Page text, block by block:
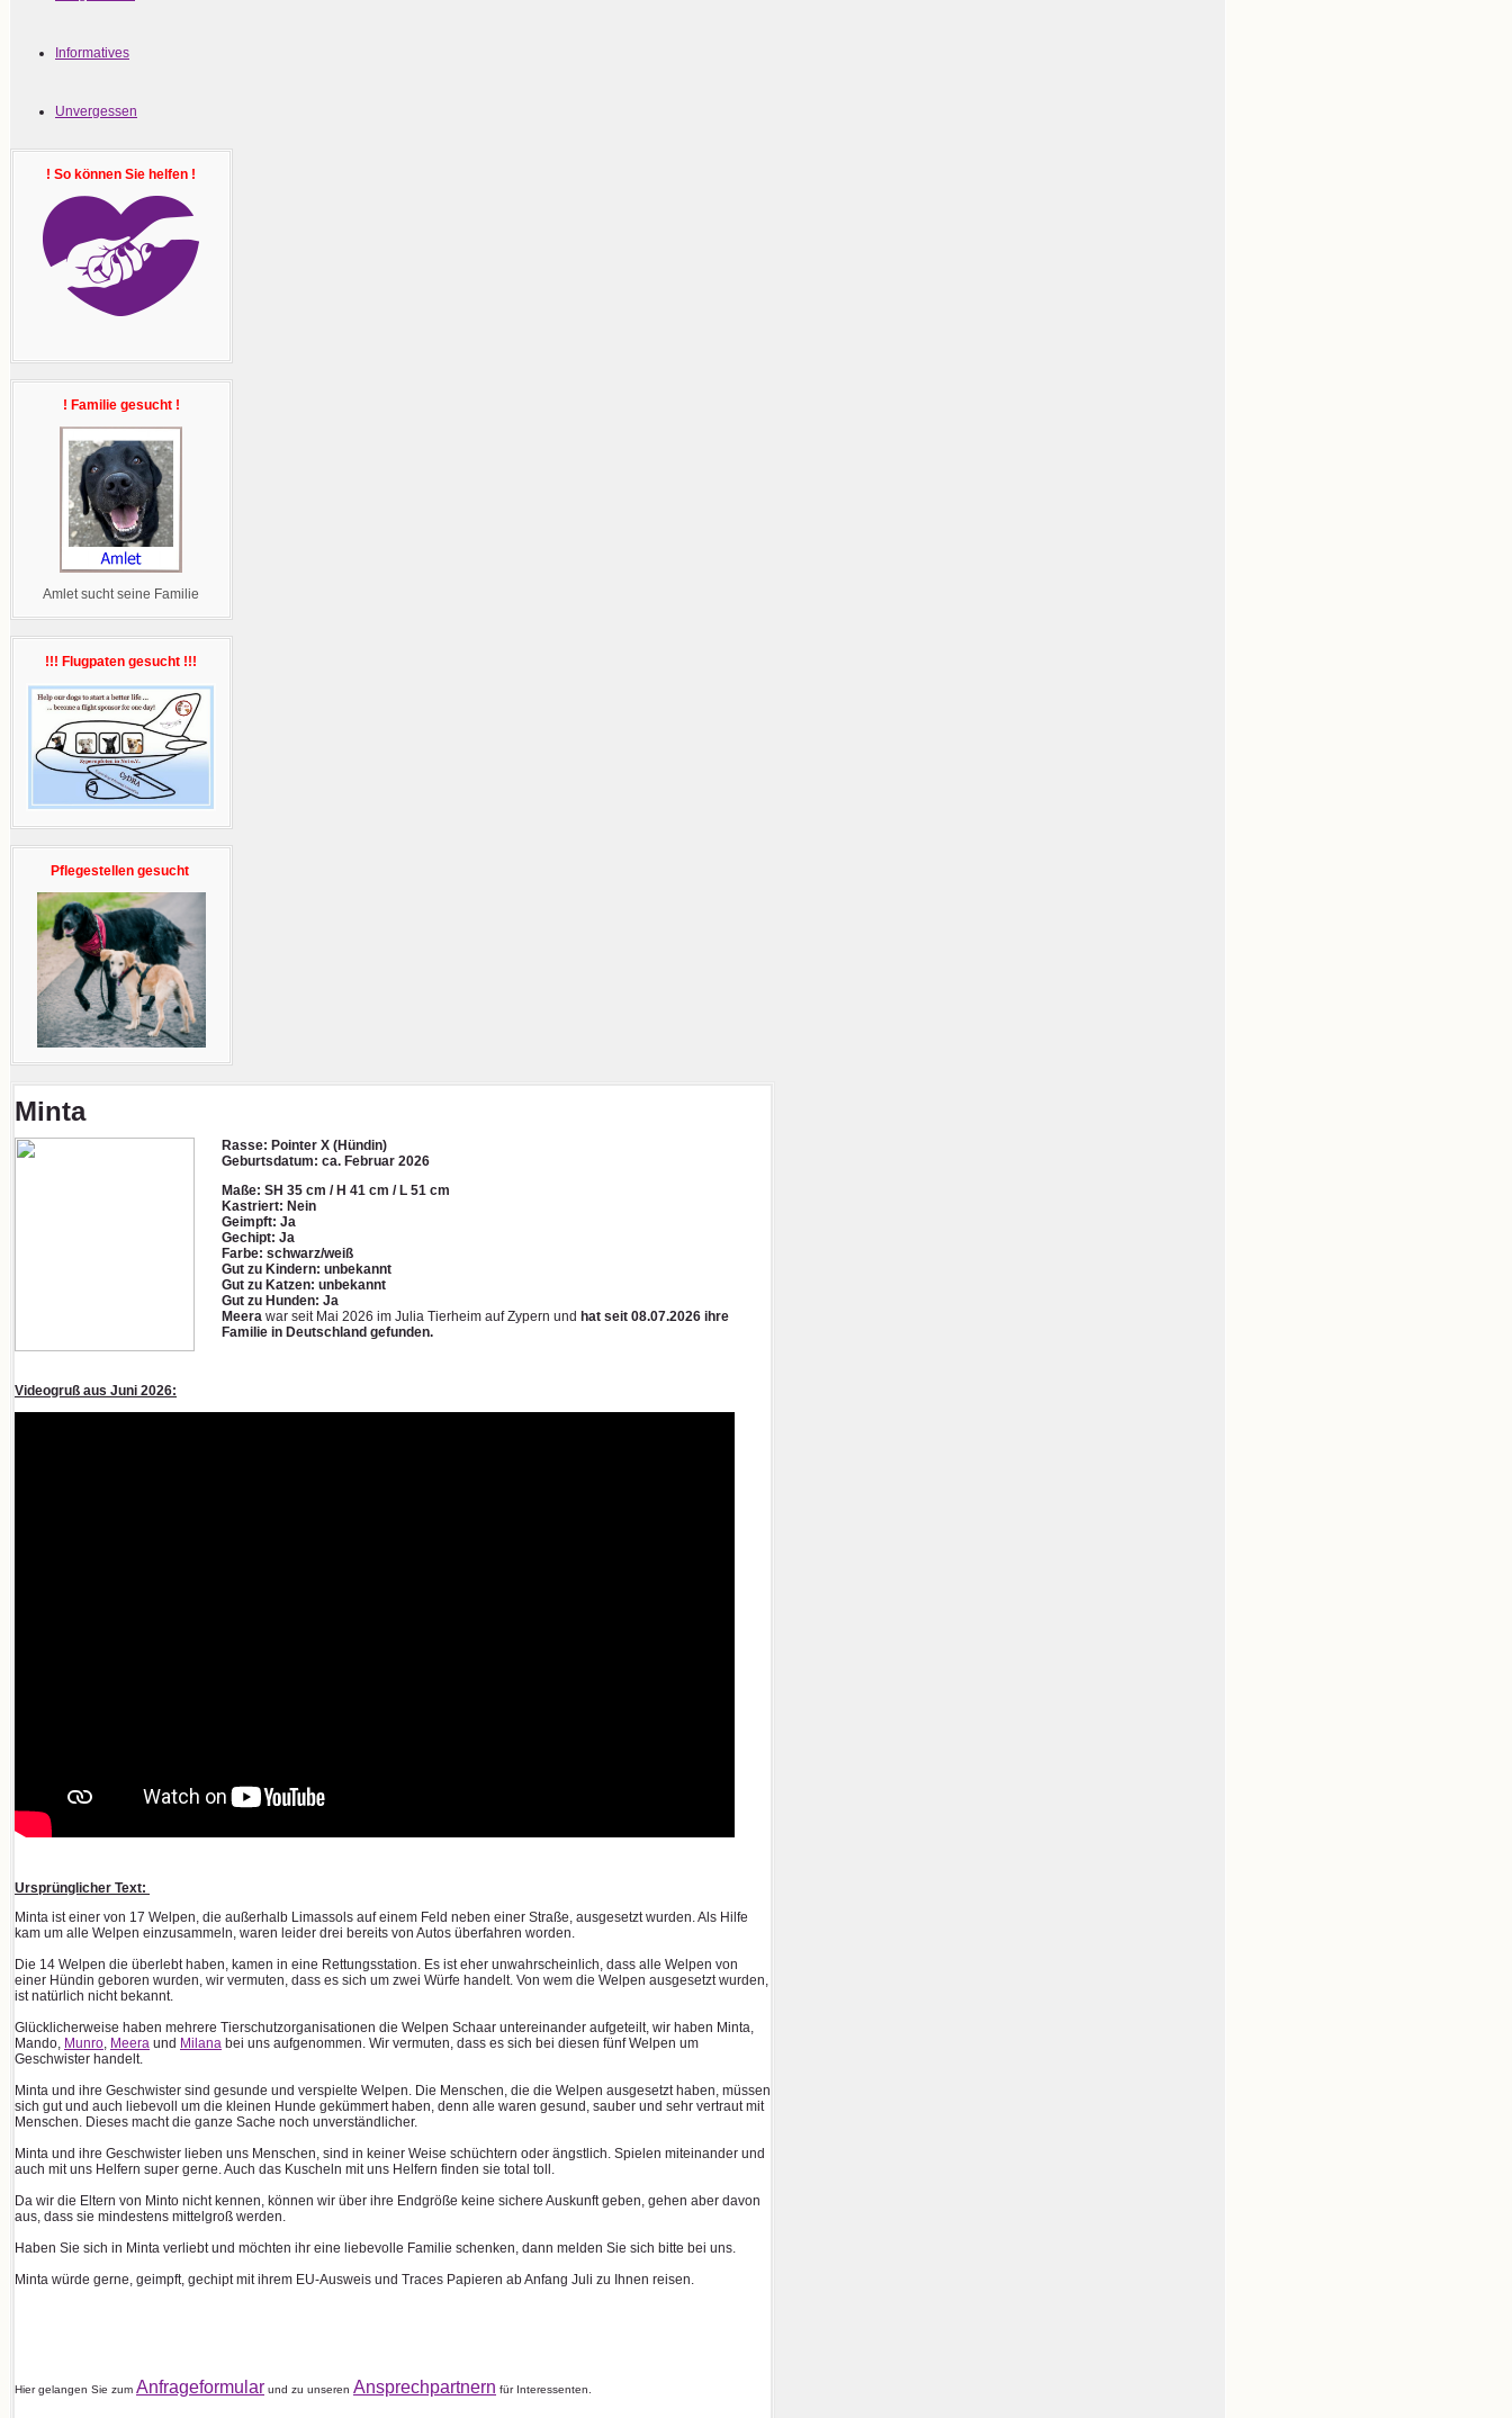
Informatives
Unvergessen
! So können Sie helfen !
! Familie gesucht !
Amlet sucht seine Familie
!!! Flugpaten gesucht !!!
Pflegestellen gesucht
Minta
Rasse: Pointer X (Hündin)
Geburtsdatum: ca. Februar 2026
Maße: SH 35 cm / H 41 cm / L 51 cm
Kastriert: Nein
Geimpft: Ja
Gechipt: Ja
Farbe: schwarz/weiß
Gut zu Kindern: unbekannt
Gut zu Katzen: unbekannt
Gut zu Hunden: Ja
Meera war seit Mai 2026 im Julia Tierheim auf Zypern und hat seit 08.07.2026 ihre
Familie in Deutschland gefunden.
Videogruß aus Juni 2026:
Ursprünglicher Text:
Minta ist einer von 17 Welpen, die außerhalb Limassols auf einem Feld neben einer Straße, ausgesetzt wurden. Als Hilfe
kam um alle Welpen einzusammeln, waren leider drei bereits von Autos überfahren worden.
Die 14 Welpen die überlebt haben, kamen in eine Rettungsstation. Es ist eher unwahrscheinlich, dass alle Welpen von
einer Hündin geboren wurden, wir vermuten, dass es sich um zwei Würfe handelt. Von wem die Welpen ausgesetzt wurden,
ist natürlich nicht bekannt.
Glücklicherweise haben mehrere Tierschutzorganisationen die Welpen Schaar untereinander aufgeteilt, wir haben Minta,
Mando, Munro, Meera und Milana bei uns aufgenommen. Wir vermuten, dass es sich bei diesen fünf Welpen um
Geschwister handelt.
Minta und ihre Geschwister sind gesunde und verspielte Welpen. Die Menschen, die die Welpen ausgesetzt haben, müssen
sich gut und auch liebevoll um die kleinen Hunde gekümmert haben, denn alle waren gesund, sauber und sehr vertraut mit
Menschen. Dieses macht die ganze Sache noch unverständlicher.
Minta und ihre Geschwister lieben uns Menschen, sind in keiner Weise schüchtern oder ängstlich. Spielen miteinander und
auch mit uns Helfern super gerne. Auch das Kuscheln mit uns Helfern finden sie total toll.
Da wir die Eltern von Minto nicht kennen, können wir über ihre Endgröße keine sichere Auskunft geben, gehen aber davon
aus, dass sie mindestens mittelgroß werden.
Haben Sie sich in Minta verliebt und möchten ihr eine liebevolle Familie schenken, dann melden Sie sich bitte bei uns.
Minta würde gerne, geimpft, gechipt mit ihrem EU-Ausweis und Traces Papieren ab Anfang Juli zu Ihnen reisen.
Hier gelangen Sie zum Anfrageformular und zu unseren Ansprechpartnern für Interessenten.